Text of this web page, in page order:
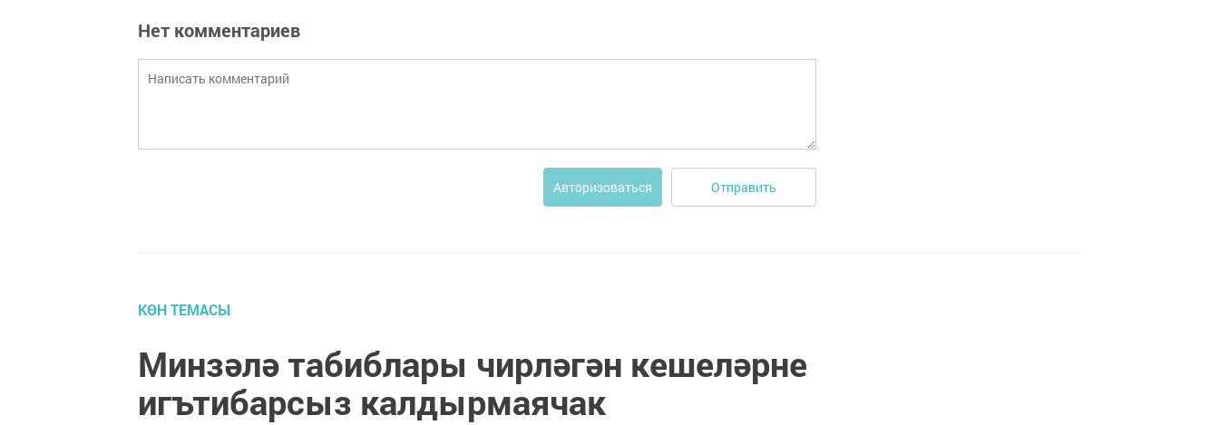
Нет комментариев
Авторизоваться Отправить
КӨН ТЕМАСЫ
Минзәлә табиблары чирләгән кешеләрне
игътибарсыз калдырмаячак